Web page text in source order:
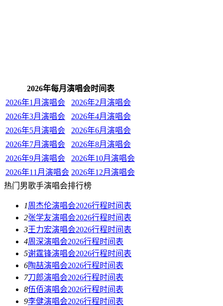
2026年每月演唱会时间表
2026年1月演唱会
2026年2月演唱会
2026年3月演唱会
2026年4月演唱会
2026年5月演唱会
2026年6月演唱会
2026年7月演唱会
2026年8月演唱会
2026年9月演唱会
2026年10月演唱会
2026年11月演唱会 2026年12月演唱会
热门男歌手演唱会排行榜
1周杰伦演唱会2026行程时间表
2张学友演唱会2026行程时间表
3王力宏演唱会2026行程时间表
4周深演唱会2026行程时间表
5谢霆锋演唱会2026行程时间表
6陶喆演唱会2026行程时间表
7刀郎演唱会2026行程时间表
8伍佰演唱会2026行程时间表
9李健演唱会2026行程时间表